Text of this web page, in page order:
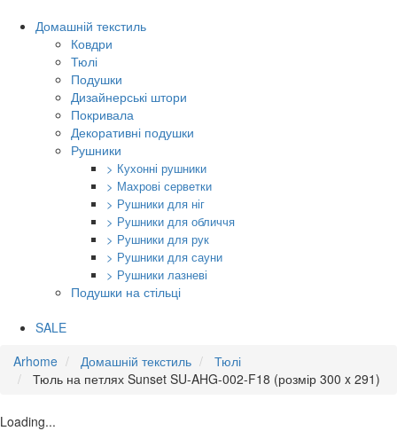
Домашній текстиль
Ковдри
Тюлі
Подушки
Дизайнерські штори
Покривала
Декоративні подушки
Рушники
> Кухонні рушники
> Махрові серветки
> Рушники для ніг
> Рушники для обличчя
> Рушники для рук
> Рушники для сауни
> Рушники лазневі
Подушки на стільці
SALE
Arhome
Домашній текстиль
Тюлі
Тюль на петлях Sunset SU-AHG-002-F18 (розмір 300 x 291)
Loading...